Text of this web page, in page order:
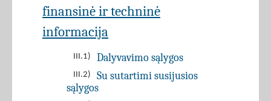
finansinė ir techninė
informacija
III.1) Dalyvavimo sąlygos
III.2)
Su sutartimi susijusios
sąlygos